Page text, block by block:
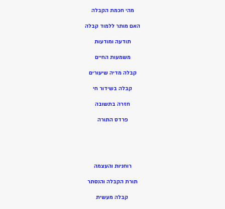
מהי חכמת הקבלה
האם מותר ללמוד קבלה
תודעה ומודעות
משמעות החיים
קבלה מדיה שיעורים
קבלה בשידור חי
חזרה בתשובה
פרדס התורה
רוחניות והעצמה
תורת הקבלה והנסתר
קבלה מעשית